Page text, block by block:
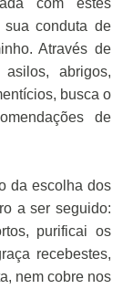
conduta de
Através de
abrigos,
busca o
de
da escolha dos
a ser seguido:
purificai os
recebestes,
nem cobre nos